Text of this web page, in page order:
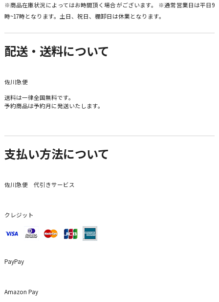
※商品在庫状況によってはお時間頂く場合がございます。 ※通常営業日は平日9
時~17時となります。土日、祝日、棚卸日は休業となります。
配送・送料について
佐川急便
送料は一律全国無料です。
予約商品は予約月に発送いたします。
支払い方法について
佐川急便 代引きサービス
クレジット
PayPay
Amazon Pay